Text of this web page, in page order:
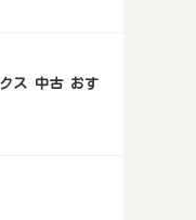
ス 中古 おす